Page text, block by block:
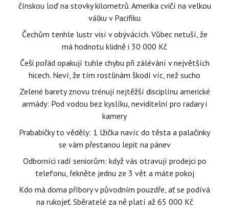
čínskou loď na stovky kilometrů. Amerika cvičí na velkou
válku v Pacifiku
Čechům tenhle lustr visí v obývácích. Vůbec netuší, že
má hodnotu klidně i 30 000 Kč
Češi pořád opakují tuhle chybu při zálévání v největších
hicech. Neví, že tím rostlinám škodí víc, než sucho
Zelené barety znovu trénují nejtěžší disciplínu americké
armády: Pod vodou bez kyslíku, neviditelní pro radary i
kamery
Prababičky to věděly: 1 lžička navíc do těsta a palačinky
se vám přestanou lepit na pánev
Odborníci radí seniorům: když vás otravují prodejci po
telefonu, řekněte jednu ze 3 vět a máte pokoj
Kdo má doma příbory v původním pouzdře, ať se podívá
na rukojeť. Sběratelé za ně platí až 65 000 Kč